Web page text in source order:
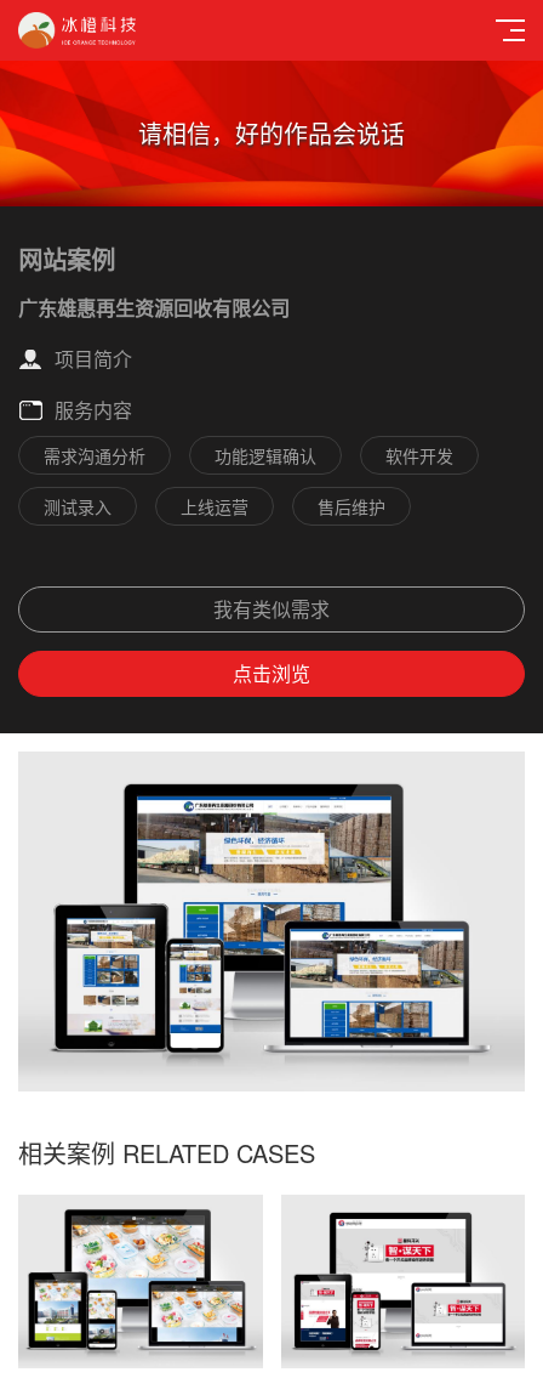
请相信，好的作品会说话
网站案例
广东雄惠再生资源回收有限公司
项目简介
服务内容
需求沟通分析 功能逻辑确认 软件开发
测试录入 上线运营 售后维护
我有类似需求
点击浏览
相关案例 RELATED CASES